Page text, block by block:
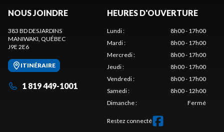
NOUS JOINDRE
383 BD DESJARDINS
MANIWAKI , QUÉBEC
J9E 2E6
ITINÉRAIRE
1 819 449-1001
HEURES D'OUVERTURE
Lundi:
8h00 - 17h00
Mardi:
8h00 - 17h00
Mercredi:
8h00 - 17h00
Jeudi:
8h00 - 17h00
Vendredi:
8h00 - 17h00
Samedi:
8h00 - 12h00
Dimanche: Fermé
Restez connecté